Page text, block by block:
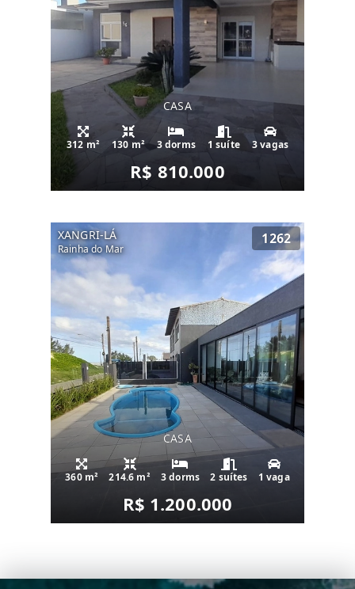
CASA
312 m² 130 m² 3 dorms 1 suíte 3 vagas
R$ 810.000
XANGRI-LÁ
Rainha do Mar
1262
CASA
360 m² 214.6 m² 3 dorms 2 suítes 1 vaga
R$ 1.200.000